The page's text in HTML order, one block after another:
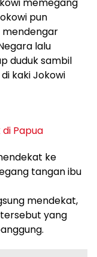
memegang
pun
mendengar
lalu
duduk sambil
kaki Jokowi
Papua
ke
tangan ibu
mendekat,
yang